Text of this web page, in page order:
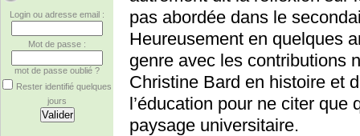
Login ou adresse email :
Mot de passe :
mot de passe oublié ?
Rester identifié quelques
jours
pas abordée dans le
Heureusement en quelques
genre avec les contributions
Christine Bard en histoire et
l’éducation pour ne citer
paysage universitaire.